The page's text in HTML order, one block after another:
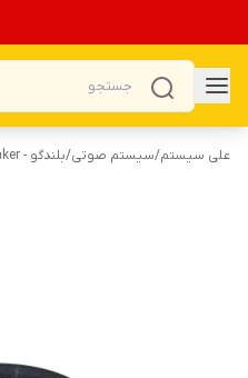
علی سیستم/سیستم صوتی/بلندگو - speaker